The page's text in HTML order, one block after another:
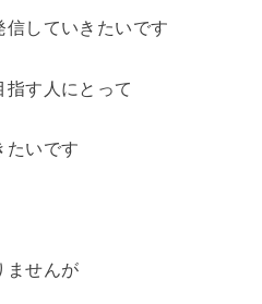
していきたいです
指す人にとって
たいです
ませんが